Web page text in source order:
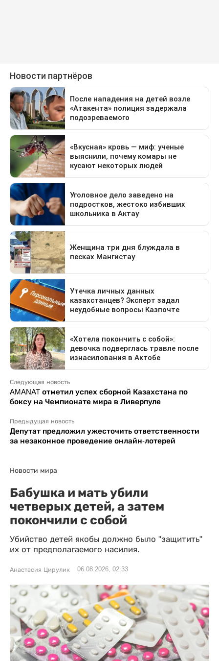
Следующая новость
AMANAT отметил успех сборной Казахстана по
боксу на Чемпионате мира в Ливерпуле
Предыдущая новость
Депутат предложил ужесточить ответственности
за незаконное проведение онлайн-лотерей
Новости мира
Бабушка и мать убили
четверых детей, а затем
покончили с собой
Убийство детей якобы должно было "защитить"
их от предполагаемого насилия.
Анастасия Цирулик 06.08.2026, 02:33